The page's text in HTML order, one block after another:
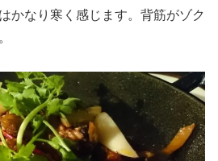
かなり寒く感じます。背筋がゾク